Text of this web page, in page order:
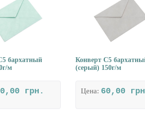
бархатный
м
грн.
Конверт С5
(серый) 150г/м
Цена: 60,00